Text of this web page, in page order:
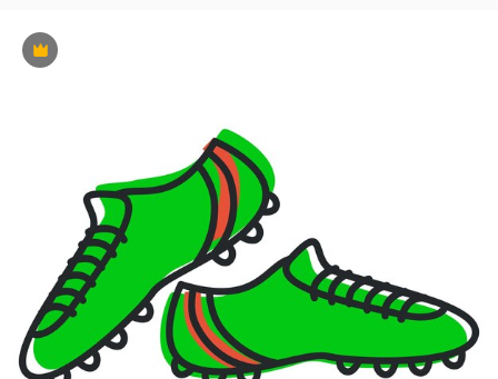
Premium